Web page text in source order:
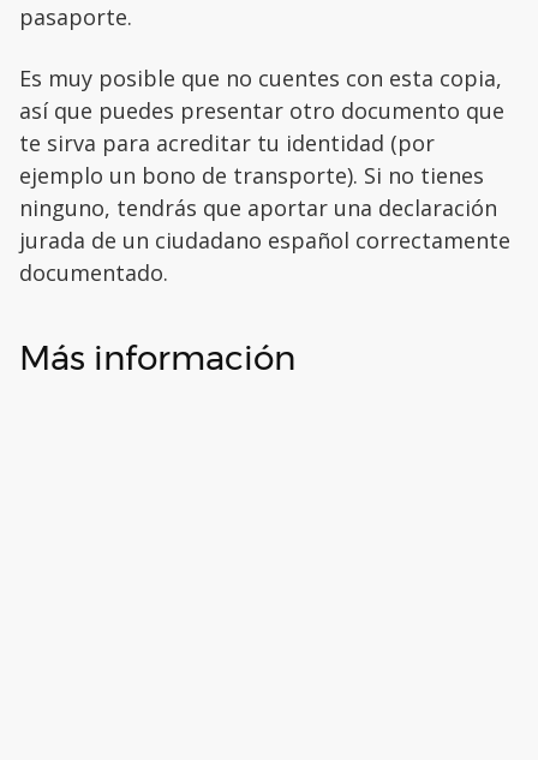
pasaporte.
Es muy posible que no cuentes con esta copia,
así que puedes presentar otro documento que
te sirva para acreditar tu identidad (por
ejemplo un bono de transporte). Si no tienes
ninguno, tendrás que aportar una declaración
jurada de un ciudadano español correctamente
documentado.
Más información